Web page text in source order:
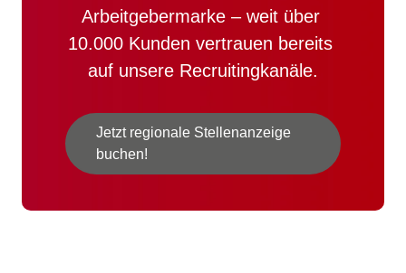
Arbeitgebermarke – weit über
10.000 Kunden vertrauen bereits
auf unsere Recruitingkanäle.
Jetzt regionale Stellenanzeige
buchen!